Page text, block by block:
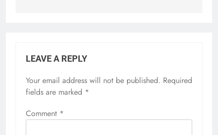
LEAVE A REPLY
Your email address will not be published. Required
fields are marked *
Comment *